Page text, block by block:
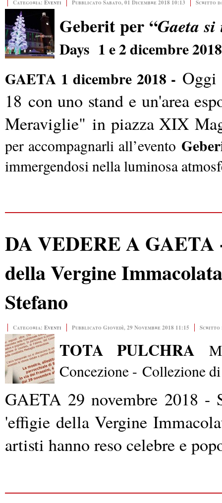
Categoria: Eventi Pubblicato Sabato, 01 Dicembre 2018 10:13 Scritto
Geberit per “Gaeta
Days 1 e 2 dicembre
GAETA 1 dicembre 2018 - Oggi
18 con uno stand e un'area
Meraviglie" in piazza XIX
per accompagnarli all’evento
immergendosi nella luminosa
DA VEDERE A
della Vergine
Stefano
Categoria: Eventi Pubblicato Giovedì, 29 Novembre 2018 11:15 Scritto
TOTA PULCHRA
Concezione - Collezione
GAETA 29 novembre 2018 -
'effigie della Vergine
artisti hanno reso celebre e